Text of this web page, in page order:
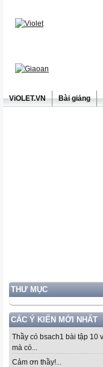
ViOLET.VN Bài giảng
THƯ MỤC
CÁC Ý KIẾN MỚI NHẤT
Thầy có bsach1 bài tập 10
mà có...
Cảm ơn thầy!...